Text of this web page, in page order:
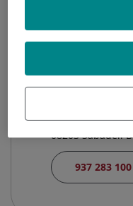
Hospital
Passeig Rubió i
08203 Sabadell
937 283 100